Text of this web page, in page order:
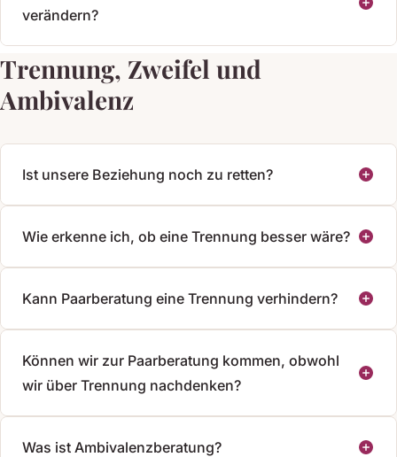
verändern?
Trennung, Zweifel und
Ambivalenz
Ist unsere Beziehung noch zu retten?
Wie erkenne ich, ob eine Trennung besser wäre?
Kann Paarberatung eine Trennung verhindern?
Können wir zur Paarberatung kommen, obwohl
wir über Trennung nachdenken?
Was ist Ambivalenzberatung?